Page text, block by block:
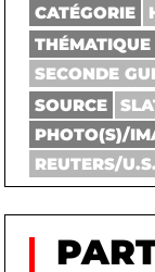
CATÉGORIE
THÉMATIQUE
SECONDE
SOURCE
PHOTO(S)/
REUTERS/